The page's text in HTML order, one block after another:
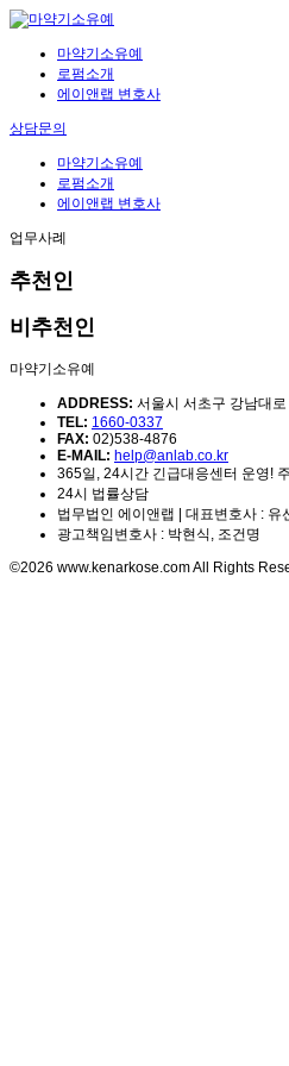
마약기소유예
로펌소개
에이앤랩 변호사
상담문의
마약기소유예
로펌소개
에이앤랩 변호사
업무사례
추천인
비추천인
마약기소유예
ADDRESS: 서울시 서초구 강남대
TEL: 1660-0337
FAX: 02)538-4876
E-MAIL: help@anlab.co.kr
365일, 24시간 긴급대응센터 운영!
24시 법률상담
법무법인 에이앤랩 | 대표변호사 : 유
광고책임변호사 : 박현식, 조건명
©2026 www.kenarkose.com All Rights